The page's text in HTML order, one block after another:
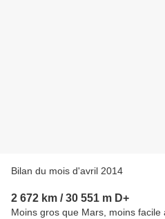
Bilan du mois d'avril 2014
2 672 km / 30 551 m D+
Moins gros que Mars, moins